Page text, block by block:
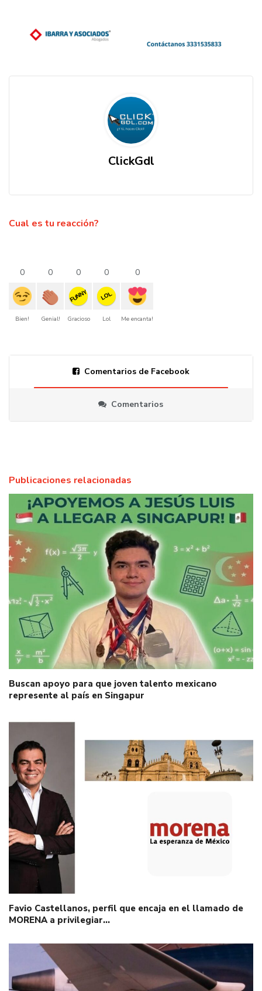
ClickGdl
Cual es tu reacción?
0
Bien!
0
Genial!
0
FUNNY
Gracioso
0
LOL
Lol
0
Me encanta!
Comentarios de Facebook
Comentarios
Publicaciones relacionadas
Buscan apoyo para que joven talento mexicano
represente al país en Singapur
Favio Castellanos, perfil que encaja en el llamado de
MORENA a privilegiar…